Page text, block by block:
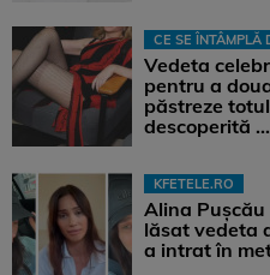
CE SE ÎNTÂMPLĂ
Vedeta
pentru a
păstreze
descoperită ...
KFETELE.RO
Alina Pușcău
lăsat vedeta
a intrat în